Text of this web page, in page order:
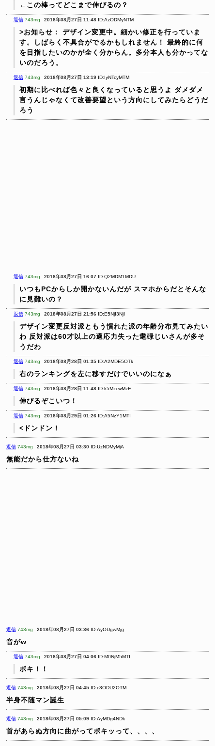
←この棒ってどこまで伸びるの？
返信 743mg 2018年08月27日 11:48 ID:AzODMyNTM
>お知らせ： デザイン変更中。細かい修正を行っていま
す。しばらく不具合がでるかもしれません！
最終的に何
を目指したいのかが全く分からん。多分本人も分かってな
いのだろう。
返信 743mg 2018年08月27日 13:19 ID:IyNTcyMTM
初期に比べれば色々と良くなっていると思うよ ダメダメ
言うんじゃなくて改善要望という方向にしてみたらどうだ
ろう
返信 743mg 2018年08月27日 16:07 ID:Q2MDM1MDU
いつもPCからしか開かないんだが スマホからだとそんな
に見難いの？
返信 743mg 2018年08月27日 21:56 ID:E5NjI3NjI
デザイン変更反対派ともう慣れた派の年齢分布見てみたい
わ 反対派は60才以上の適応力失った耄碌じいさんが多そ
うだわ
返信 743mg 2018年08月28日 01:35 ID:A2MDE5OTk
右のランキングを左に移すだけでいいのになぁ
返信 743mg 2018年08月28日 11:48 ID:k5MzcwMzE
伸びるぞこいつ！
返信 743mg 2018年08月29日 01:26 ID:A5NzY1MTI
<ドンドン！
返信 743mg 2018年08月27日 03:30 ID:UzNDMyMjA
無能だから仕方ないね
返信 743mg 2018年08月27日 03:36 ID:AyODgwMjg
音がw
返信 743mg 2018年08月27日 04:06 ID:M0NjM5MTI
ボキ！！
返信 743mg 2018年08月27日 04:45 ID:c3ODU2OTM
半身不随マン誕生
返信 743mg 2018年08月27日 05:09 ID:AyMDg4NDk
首があらぬ方向に曲がってポキッって、、、、